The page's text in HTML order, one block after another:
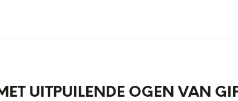
UITPUILENDE OGEN VAN